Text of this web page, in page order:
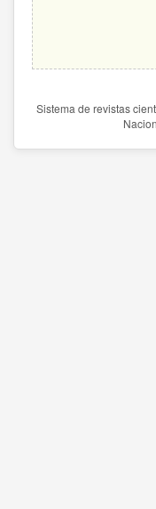
Sistema de revistas